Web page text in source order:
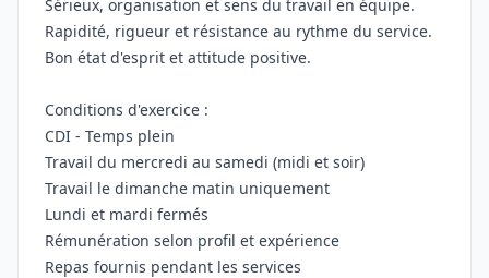
Sérieux, organisation et sens du travail en équipe.
Rapidité, rigueur et résistance au rythme du service.
Bon état d'esprit et attitude positive.
Conditions d'exercice :
CDI - Temps plein
Travail du mercredi au samedi (midi et soir)
Travail le dimanche matin uniquement
Lundi et mardi fermés
Rémunération selon profil et expérience
Repas fournis pendant les services